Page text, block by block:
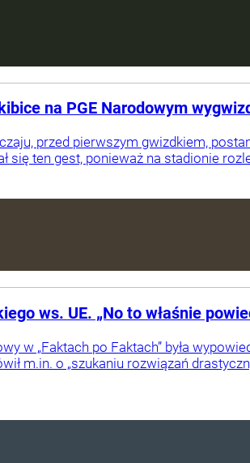
na PGE Narodowym
przed pierwszym gwizdkiem,
się ten gest, ponieważ na stadionie
ws. UE. „No to właśnie
w „Faktach po Faktach” była
m.in. o „szukaniu rozwiązań